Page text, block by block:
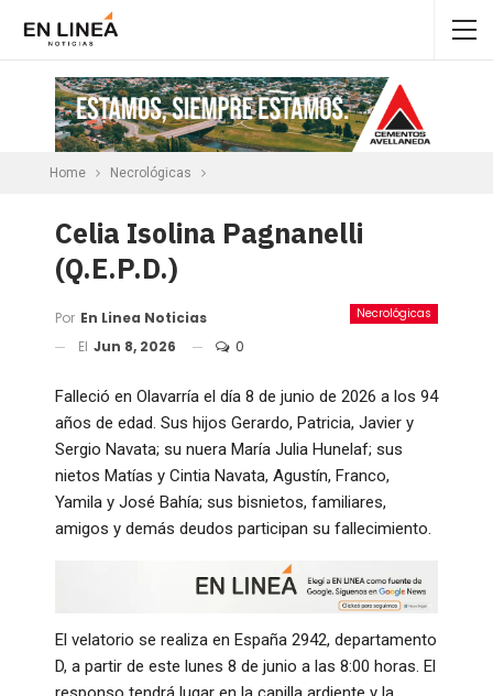
Home Necrológicas
Celia Isolina Pagnanelli
(Q.E.P.D.)
Necrológicas
Por En Linea Noticias
El Jun 8, 2026 0
Falleció en Olavarría el día 8 de junio de 2026 a los 94
años de edad. Sus hijos Gerardo, Patricia, Javier y
Sergio Navata; su nuera María Julia Hunelaf; sus
nietos Matías y Cintia Navata, Agustín, Franco,
Yamila y José Bahía; sus bisnietos, familiares,
amigos y demás deudos participan su fallecimiento.
El velatorio se realiza en España 2942, departamento
D, a partir de este lunes 8 de junio a las 8:00 horas. El